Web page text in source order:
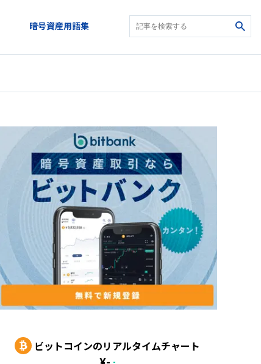
暗号資産用語集
ビットコインのリアルタイムチャート
-